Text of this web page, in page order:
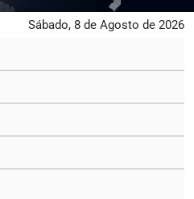
Sábado, 8 de Agosto de 2026